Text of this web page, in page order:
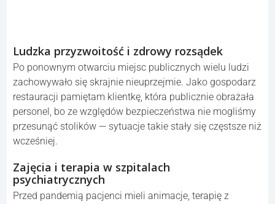
Ludzka przyzwoitość i zdrowy rozsądek
Po ponownym otwarciu miejsc publicznych wielu ludzi
zachowywało się skrajnie nieuprzejmie. Jako gospodarz
restauracji pamiętam klientkę, która publicznie obrażała
personel, bo ze względów bezpieczeństwa nie mogliśmy
przesunąć stolików — sytuacje takie stały się częstsze niż
wcześniej.
Zajęcia i terapia w szpitalach
psychiatrycznych
Przed pandemią pacjenci mieli animacje, terapię z